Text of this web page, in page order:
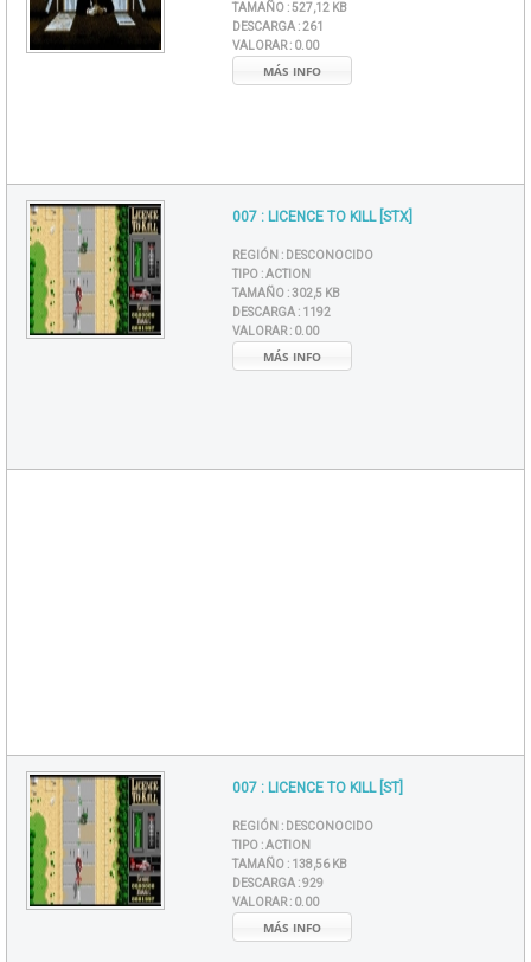
TAMAÑO :527,12 KB
DESCARGA :261
VALORAR : 0.00
MÁS INFO
007 : LICENCE TO KILL [STX]
REGIÓN : DESCONOCIDO
TIPO :ACTION
TAMAÑO :302,5 KB
DESCARGA : 1192
VALORAR : 0.00
MÁS INFO
007 : LICENCE TO KILL [ST]
REGIÓN : DESCONOCIDO
TIPO :ACTION
TAMAÑO : 138,56 KB
DESCARGA :929
VALORAR : 0.00
MÁS INFO